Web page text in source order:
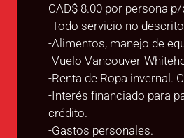
CAD$ 8.00 por persona p/
-Todo servicio no
-Alimentos, manejo de
-Vuelo Vancouver-
-Renta de Ropa invernal.
-Interés financiado para
crédito.
-Gastos personales.